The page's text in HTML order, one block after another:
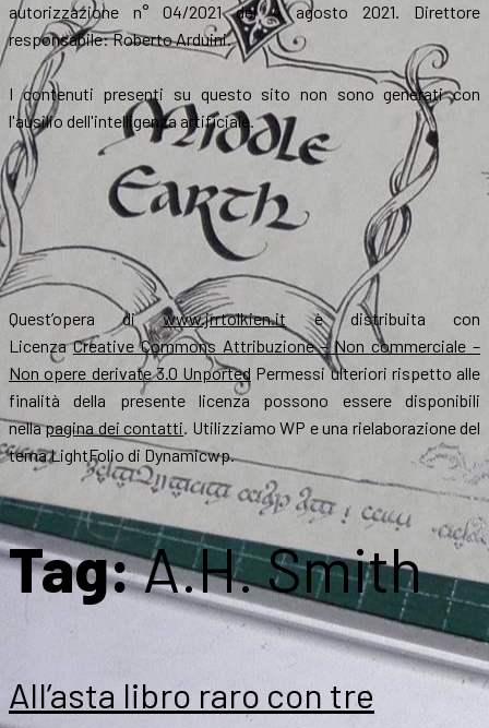
autorizzazione n° 04/2021 del 4 agosto 2021. Direttore
responsabile: Roberto Arduini.
I contenuti presenti su questo sito non sono generati con
l'ausilio dell'intelligenza artificiale.
Quest’opera diwww.jrrtolkien.it è distribuita con
LicenzaCreative Commons Attribuzione – Non commerciale –
Non opere derivate 3.0 Unported Permessi ulteriori rispetto alle
finalità della presente licenza possono essere disponibili
nellapagina dei contatti. Utilizziamo WP e una rielaborazione del
tema LightFolio di Dynamicwp.
Tag:A.H. Smith
All’asta libro raro con tre